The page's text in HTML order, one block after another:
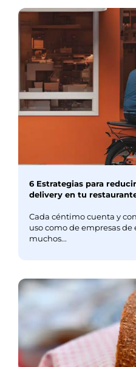
6 Estrategias para
delivery en tu
Cada céntimo cuenta y
uso como de empresas
muchos...